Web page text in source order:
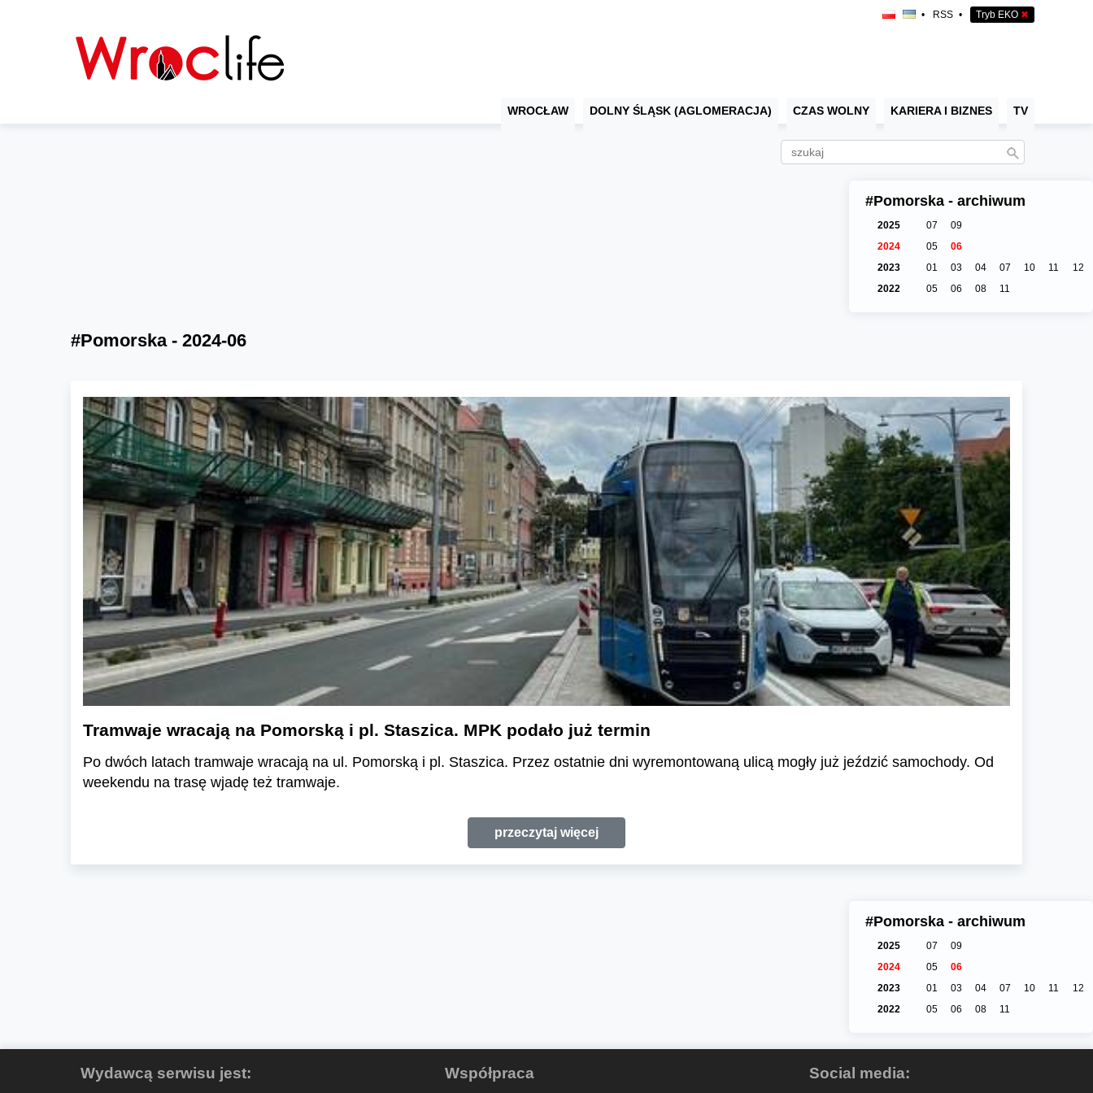
• RSS • Tryb EKO ✖
WROCŁAW DOLNY ŚLĄSK (AGLOMERACJA) CZAS WOLNY KARIERA I BIZNES TV
#Pomorska - archiwum
2025 07
09
2024
05
06
2023
01 03 04 07 10 11
12
2022
05 06 08 11
#Pomorska - 2024-06
Tramwaje wracają na Pomorską i pl. Staszica. MPK podało już termin
Po dwóch latach tramwaje wracają na ul. Pomorską i pl. Staszica. Przez ostatnie dni wyremontowaną ulicą mogły już jeździć samochody. Od
weekendu na trasę wjadę też tramwaje.
przeczytaj więcej
#Pomorska - archiwum
2025 07
09
2024
05
06
2023
01 03 04 07 10 11
12
2022
05 06 08 11
Wydawcą serwisu jest: Współpraca Social media: